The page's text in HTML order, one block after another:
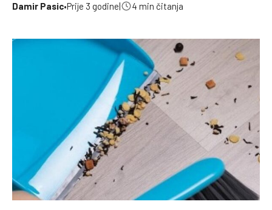
Damir Pasic•Prije 3 godine| 4 min čitanja